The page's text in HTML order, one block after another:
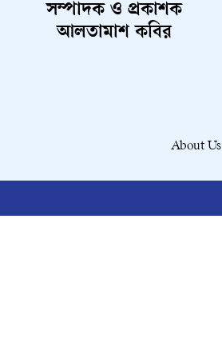
সম্পাদক ও প্রকাশক
আলতামাশ কবির
About Us